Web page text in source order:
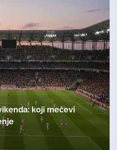
koji mečevi